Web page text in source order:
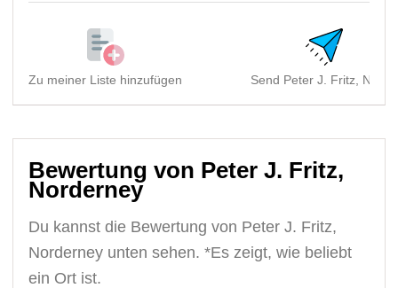
Zu meiner Liste hinzufügen Send Peter J. Fritz, Nord..
Bewertung von Peter J. Fritz,
Norderney
Du kannst die Bewertung von Peter J. Fritz,
Norderney unten sehen. *Es zeigt, wie beliebt
ein Ort ist.